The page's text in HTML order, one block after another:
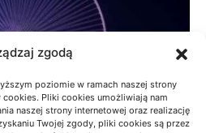
zgodą
poziomie w ramach naszej strony
Pliki cookies umożliwiają nam
naszej strony internetowej oraz realizację
Twojej zgody, pliki cookies są przez